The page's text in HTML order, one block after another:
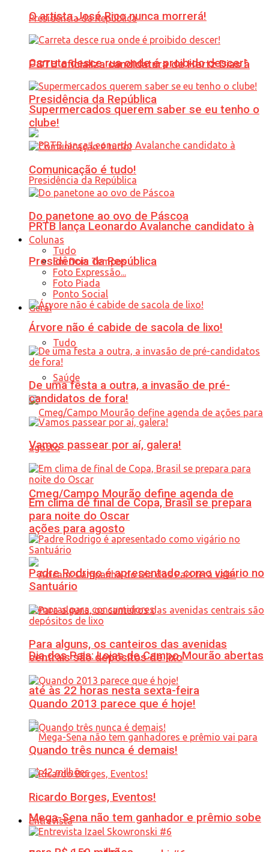
PSTU oficializa candidatura de Hertz Dias à
Presidência da República
PRTB lança Leonardo Avalanche candidato à
Presidência da República
Geral
Tudo
Saúde
Cmeg/Campo Mourão define agenda de
ações para agosto
Dia dos Pais: Lojas de Campo Mourão abertas
até às 22 horas nesta sexta-feira
Mega-Sena não tem ganhador e prêmio sobe
O artista José Rico nunca morrerá!
Carreta desce rua onde é proibido descer!
Supermercados querem saber se eu tenho o
clube!
Comunicação é tudo!
Do panetone ao ovo de Páscoa
Colunas
Tudo
Em Dois Tempos
Foto Expressão...
Foto Piada
Ponto Social
Árvore não é cabide de sacola de lixo!
De uma festa a outra, a invasão de pré-
candidatos de fora!
Vamos passear por aí, galera!
Em clima de final de Copa, Brasil se prepara
para noite do Oscar
Padre Rodrigo é apresentado como vigário no
Santuário
Para alguns, os canteiros das avenidas
centrais são depósitos de lixo
Quando 2013 parece que é hoje!
Quando três nunca é demais!
Ricardo Borges, Eventos!
Entrevista